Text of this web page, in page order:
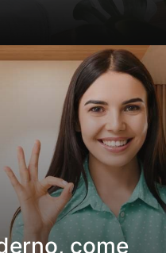
come